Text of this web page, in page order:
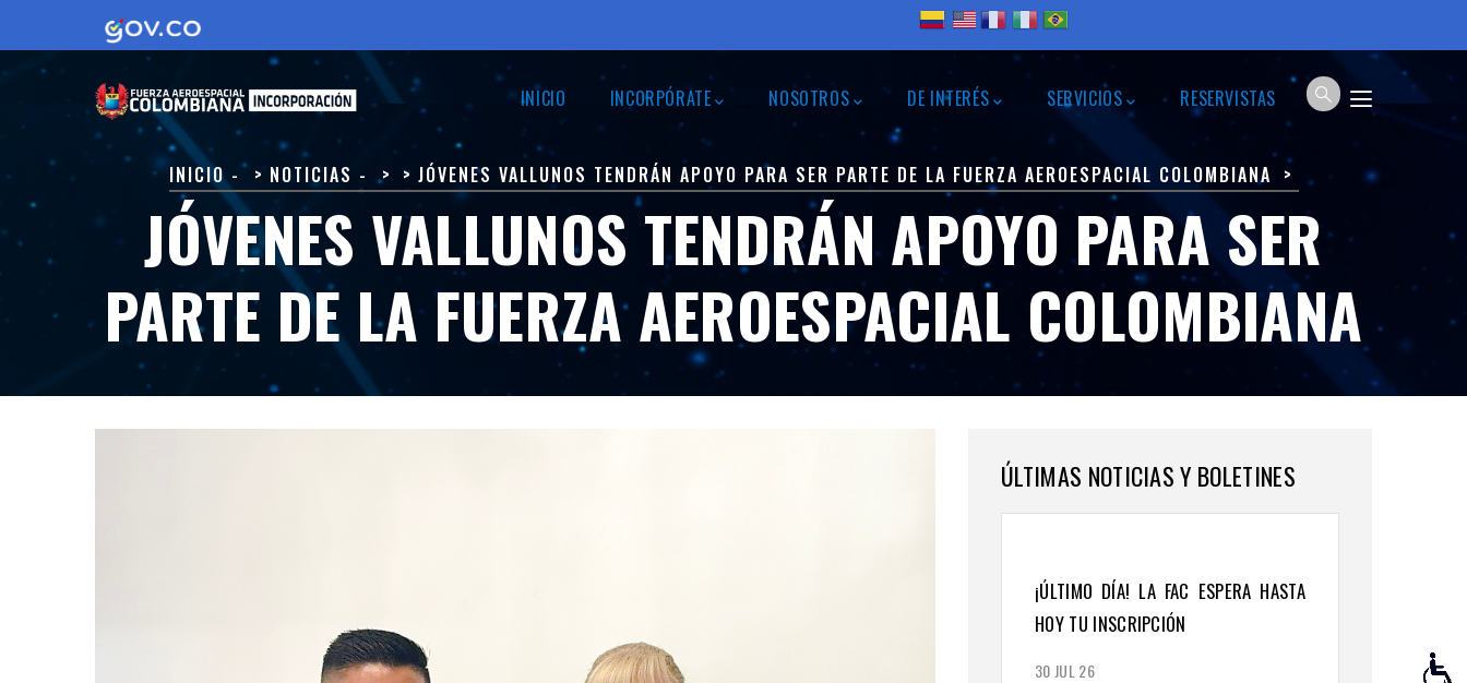
al
contenido
NAVEGACIÓN
PRINCIPAL
INICIO INCORPÓRATE NOSOTROS DE INTERÉS SERVICIOS RESERVISTAS
SOBRESCRIBIR
ENLACES
DE
AYUDA
LA
NAVEGACIÓN
INICIO - NOTICIAS - JÓVENES VALLUNOS TENDRÁN APOYO PARA SER PARTE DE LA FUERZA AEROESPACIAL COLOMBIANA
JÓVENES VALLUNOS TENDRÁN APOYO PARA SER
PARTE DE LA FUERZA AEROESPACIAL COLOMBIANA
ÚLTIMAS NOTICIAS Y BOLETINES
¡ÚLTIMO DÍA! LA FAC ESPERA HASTA
HOY TU INSCRIPCIÓN
30 JUL 26